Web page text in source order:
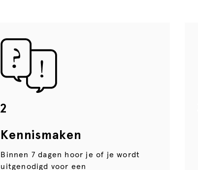
2
Kennismaken
Binnen 7 dagen hoor je of je wordt
uitgenodigd voor een